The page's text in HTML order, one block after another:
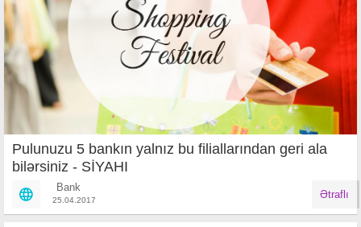
Pulunuzu 5 bankın yalnız bu filiallarından geri ala
bilərsiniz - SİYAHI
Bank
25.04.2017 Ətraflı